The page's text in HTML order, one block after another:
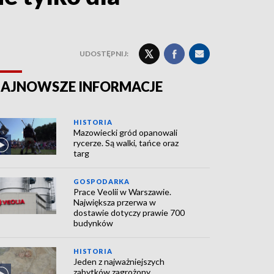
UDOSTĘPNIJ:
INFORMACJE
HISTORIA
Mazowiecki gród opanowali
rycerze. Są walki, tańce oraz
targ
GOSPODARKA
Prace Veolii w Warszawie.
Największa przerwa w
dostawie dotyczy prawie 700
budynków
HISTORIA
Jeden z najważniejszych
zabytków zagrożony.